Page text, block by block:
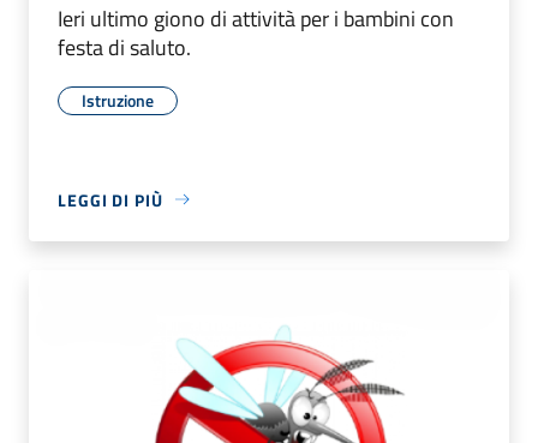
Ieri ultimo giono di attività per i bambini con
festa di saluto.
Istruzione
LEGGI DI PIÙ